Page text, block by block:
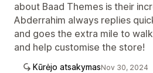
about Baad Themes is their
Abderrahim always replies
and goes the extra mile to
and help customise the store!
Kūrėjo atsakymasNov 30, 2024